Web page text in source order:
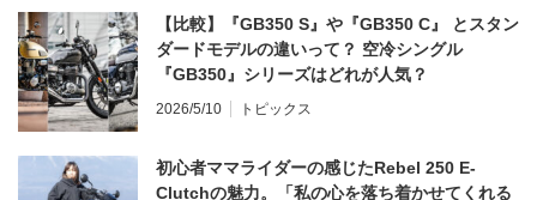
【比較】『GB350 S』や『GB350 C』 とスタン
ダードモデルの違いって？ 空冷シングル
『GB350』シリーズはどれが人気？
2026/5/10 トピックス
初心者ママライダーの感じたRebel 250 E-
Clutchの魅力。「私の心を落ち着かせてくれる